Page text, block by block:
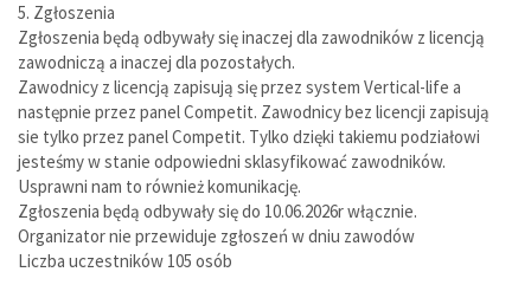
5. Zgłoszenia
Zgłoszenia będą odbywały się inaczej dla zawodników z licencją
zawodniczą a inaczej dla pozostałych.
Zawodnicy z licencją zapisują się przez system Vertical-life a
następnie przez panel Competit. Zawodnicy bez licencji zapisują
sie tylko przez panel Competit. Tylko dzięki takiemu podziałowi
jesteśmy w stanie odpowiedni sklasyfikować zawodników.
Usprawni nam to również komunikację.
Zgłoszenia będą odbywały się do 10.06.2026r włącznie.
Organizator nie przewiduje zgłoszeń w dniu zawodów
Liczba uczestników 105 osób